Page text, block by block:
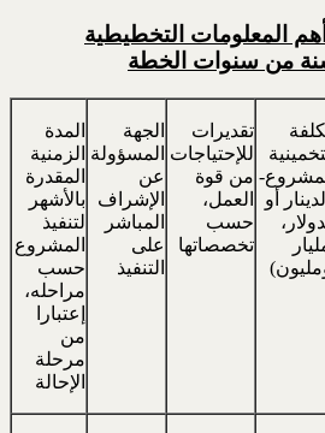
المعلومات التخطيطية
من سنوات الخطة
أو
تقديرات
للإحتياجات
من قوة
العمل،
حسب
تخصصاتها
الجهة
المسؤولة
عن
الإشراف
المباشر
على
التنفيذ
المدة
الزمنية
المقدرة
بالأشهر
لتنفيذ
المشروع
حسب
مراحله،
إعتبارا
من
مرحلة
الإحالة